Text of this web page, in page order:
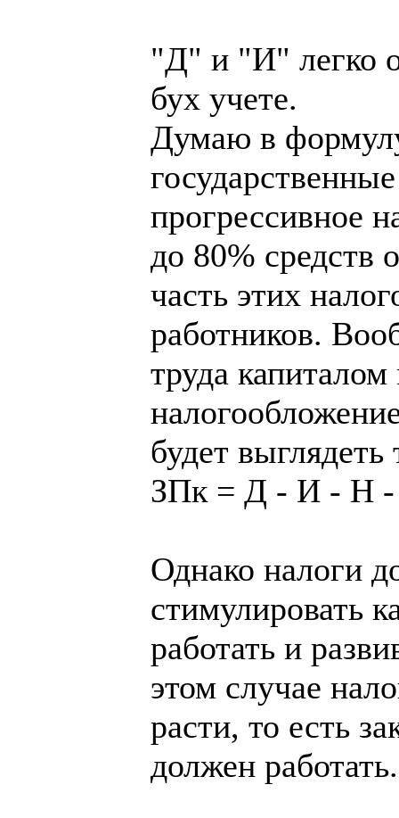
"Д" и "И" легко
бух учете.
Думаю в
прогрессивное
до 80% средств
часть этих
работников.
труда
будет выглядеть
ЗПк = Д - И - Н
Однако налоги
стимулировать
работать и
этом случае
расти, то есть
должен работать.